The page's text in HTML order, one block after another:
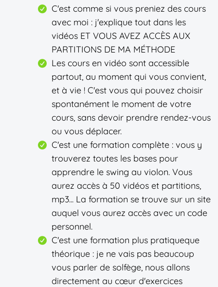
C'est comme si vous preniez des cours
avec moi : j'explique tout dans les
vidéos ET VOUS AVEZ ACCÈS AUX
PARTITIONS DE MA MÉTHODE
Les cours en vidéo sont accessible
partout, au moment qui vous convient,
et à vie ! C'est vous qui pouvez choisir
spontanément le moment de votre
cours, sans devoir prendre rendez-vous
ou vous déplacer.
C'est une formation complète : vous y
trouverez toutes les bases pour
apprendre le swing au violon. Vous
aurez accès à 50 vidéos et partitions,
mp3... La formation se trouve sur un site
auquel vous aurez accès avec un code
personnel.
C'est une formation plus pratiqueque
théorique : je ne vais pas beaucoup
vous parler de solfège, nous allons
directement au cœur d'exercices